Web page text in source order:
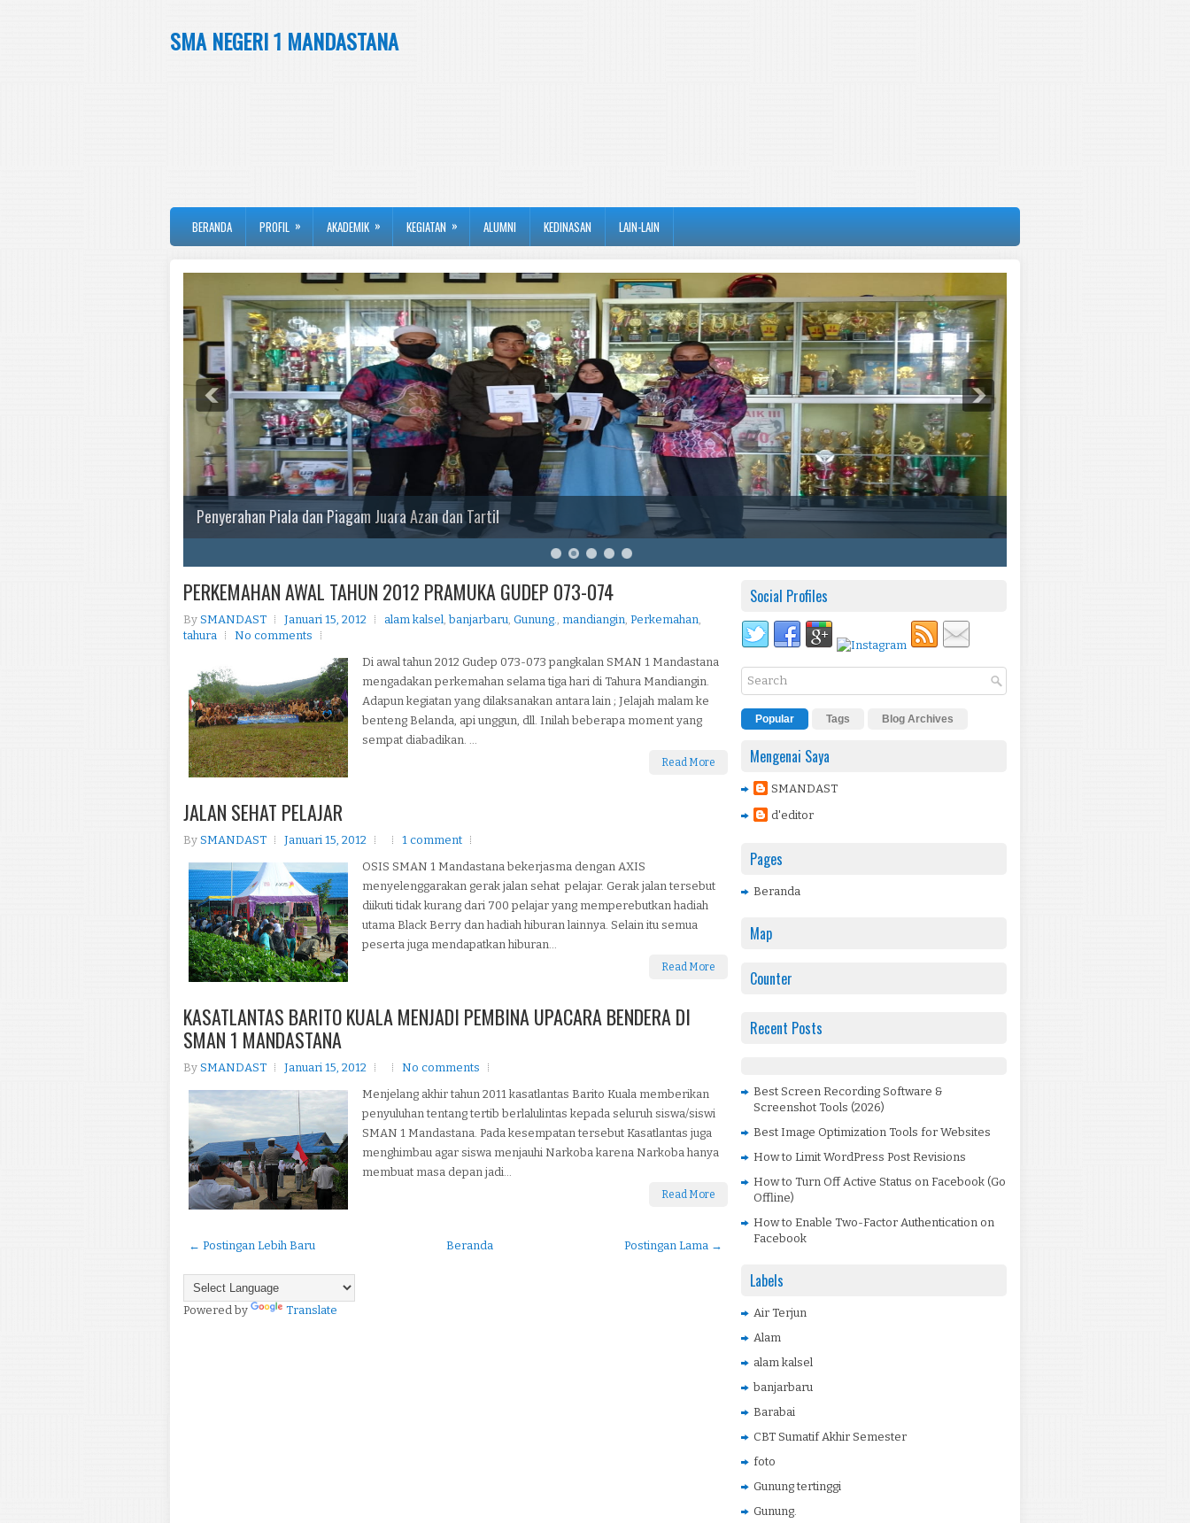
SMA NEGERI 1 MANDASTANA
BERANDA PROFIL » AKADEMIK » KEGIATAN » ALUMNI KEDINASAN LAIN-LAIN
Penyerahan Piala dan Piagam Juara Azan dan Tartil
PERKEMAHAN AWAL TAHUN 2012 PRAMUKA GUDEP 073-074
By SMANDAST Januari 15, 2012 alam kalsel, banjarbaru, Gunung., mandiangin, Perkemahan,
tahura
No comments
Di awal tahun 2012 Gudep 073-073 pangkalan SMAN 1 Mandastana
mengadakan perkemahan selama tiga hari di Tahura Mandiangin.
Adapun kegiatan yang dilaksanakan antara lain ; Jelajah malam ke
benteng Belanda, api unggun, dll. Inilah beberapa moment yang
sempat diabadikan. ...
Read More
JALAN SEHAT PELAJAR
By SMANDAST Januari 15, 2012
1 comment
OSIS SMAN 1 Mandastana bekerjasma dengan AXIS
menyelenggarakan gerak jalan sehat pelajar. Gerak jalan tersebut
diikuti tidak kurang dari 700 pelajar yang memperebutkan hadiah
utama Black Berry dan hadiah hiburan lainnya. Selain itu semua
peserta juga mendapatkan hiburan...
Read More
KASATLANTAS BARITO KUALA MENJADI PEMBINA UPACARA BENDERA DI
SMAN 1 MANDASTANA
By SMANDAST Januari 15, 2012
No comments
Menjelang akhir tahun 2011 kasatlantas Barito Kuala memberikan
penyuluhan tentang tertib berlalulintas kepada seluruh siswa/siswi
SMAN 1 Mandastana. Pada kesempatan tersebut Kasatlantas juga
menghimbau agar siswa menjauhi Narkoba karena Narkoba hanya
membuat masa depan jadi...
Read More
← Postingan Lebih Baru Postingan Lama →
Beranda
Powered by Translate
Social Profiles
Popular Tags Blog Archives
Mengenai Saya
SMANDAST
d'editor
Pages
Beranda
Map
Counter
Recent Posts
Best Screen Recording Software &
Screenshot Tools (2026)
Best Image Optimization Tools for Websites
How to Limit WordPress Post Revisions
How to Turn Off Active Status on Facebook (Go
Offline)
How to Enable Two-Factor Authentication on
Facebook
Labels
Air Terjun
Alam
alam kalsel
banjarbaru
Barabai
CBT Sumatif Akhir Semester
foto
Gunung tertinggi
Gunung.